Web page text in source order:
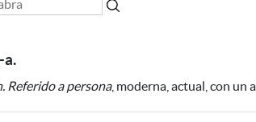
a.
Referido a persona, moderna, actual, con un